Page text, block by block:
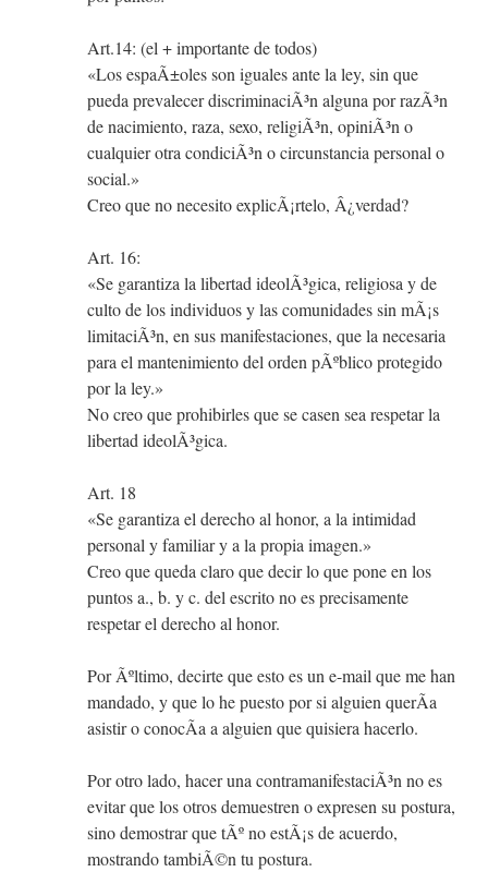
Art.14: (el + importante de todos)
«Los espaÃ±oles son iguales ante la ley, sin que
pueda prevalecer discriminaciÃ³n alguna por razÃ³n
de nacimiento, raza, sexo, religiÃ³n, opiniÃ³n o
cualquier otra condiciÃ³n o circunstancia personal o
social.»
Creo que no necesito explicÃ¡rtelo, Â¿verdad?
Art. 16:
«Se garantiza la libertad ideolÃ³gica, religiosa y de
culto de los individuos y las comunidades sin mÃ¡s
limitaciÃ³n, en sus manifestaciones, que la necesaria
para el mantenimiento del orden pÃºblico protegido
por la ley.»
No creo que prohibirles que se casen sea respetar la
libertad ideolÃ³gica.
Art. 18
«Se garantiza el derecho al honor, a la intimidad
personal y familiar y a la propia imagen.»
Creo que queda claro que decir lo que pone en los
puntos a., b. y c. del escrito no es precisamente
respetar el derecho al honor.
Por Ãºltimo, decirte que esto es un e-mail que me han
mandado, y que lo he puesto por si alguien querÃ­a
asistir o conocÃ­a a alguien que quisiera hacerlo.
Por otro lado, hacer una contramanifestaciÃ³n no es
evitar que los otros demuestren o expresen su postura,
sino demostrar que tÃº no estÃ¡s de acuerdo,
mostrando tambiÃ©n tu postura.